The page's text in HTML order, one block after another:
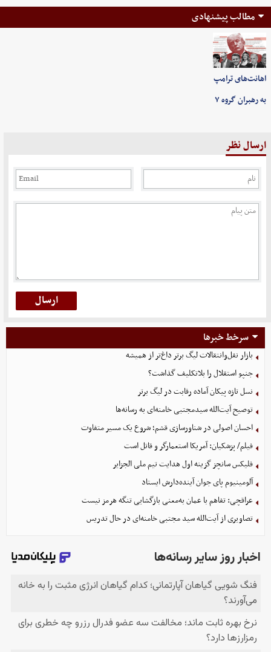
مطالب پیشنهادی
اهانت‌های ترامپ
به رهبران گروه ۷
ارسال نظر
سرخط خبرها
بازار نقل‌وانتقالات لیگ برتر داغ‌تر از همیشه
جنپو استقلال را بلاتکلیف گذاشت؟
نسل تازه پیکان آماده رقابت در لیگ برتر
توصیح آیت‌الله سیدمجتبی خامنه‌ای به رسانه‌ها
احسان اصولی در شناورسازی قشم؛ شروع یک مسیر متفاوت
فیلم/ پزشکیان: آمریکا استعمارگر و قاتل است
فلیکس سانچز گزینه اول هدایت تیم ملی الجزایر
آلومینیوم پای جوان آینده‌دارش ایستاد
عراقچی: تفاهم با عمان به‌معنی بازگشایی تنگه هرمز نیست
تصاویری از آیت‌الله سید مجتبی خامنه‌ای در حال تدریس